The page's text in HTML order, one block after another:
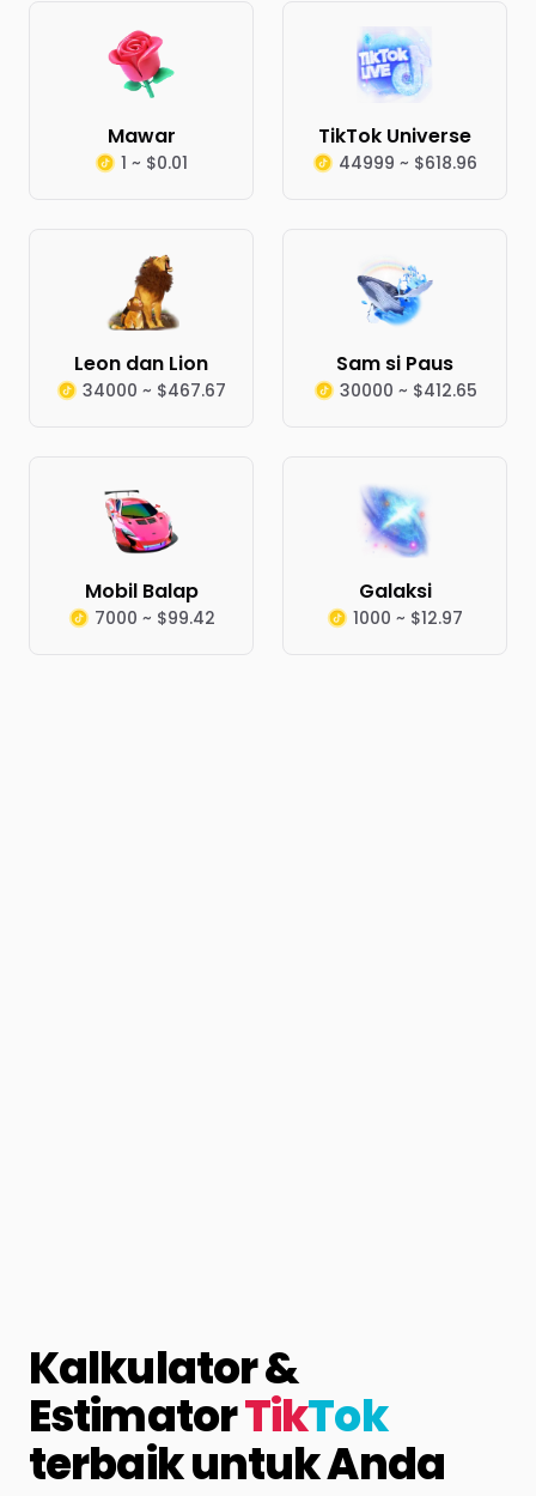
Mawar
1 ~ $0.01
TikTok Universe
44999 ~ $618.96
Leon dan Lion
34000 ~ $467.67
Sam si Paus
30000 ~ $412.65
Mobil Balap
7000 ~ $99.42
Galaksi
1000 ~ $12.97
Kalkulator &
EstimatorTikTok
terbaik untuk Anda